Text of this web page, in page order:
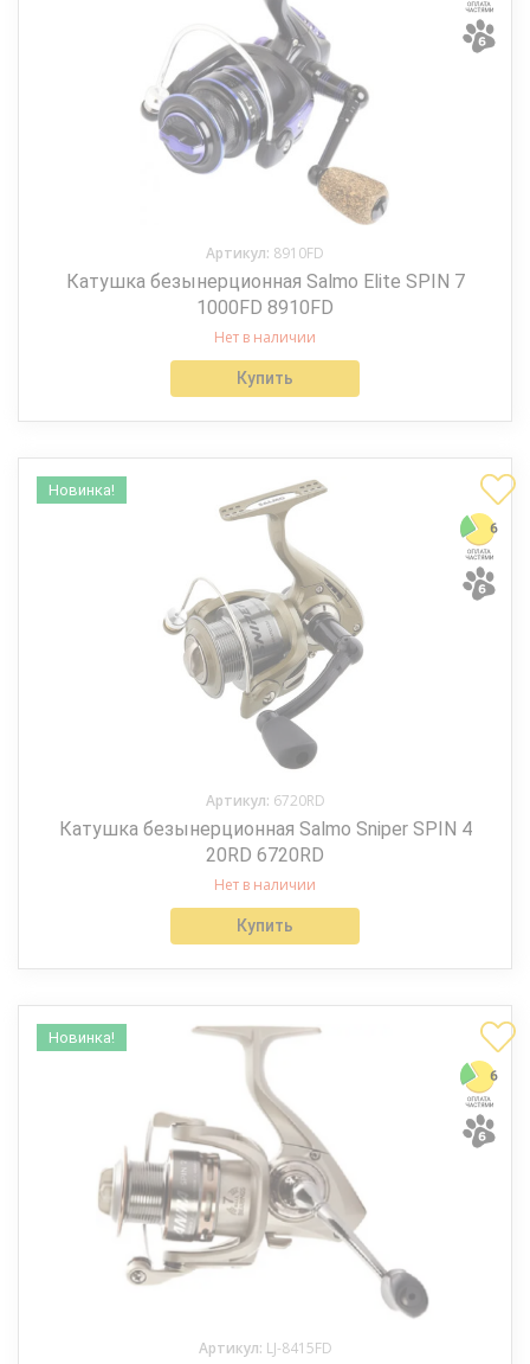
Артикул: 8910FD
Катушка безынерционная Salmo Elite SPIN 7
1000FD 8910FD
Нет в наличии
Купить
Новинка!
Артикул: 6720RD
Катушка безынерционная Salmo Sniper SPIN 4
20RD 6720RD
Нет в наличии
Купить
Новинка!
Артикул: LJ-8415FD